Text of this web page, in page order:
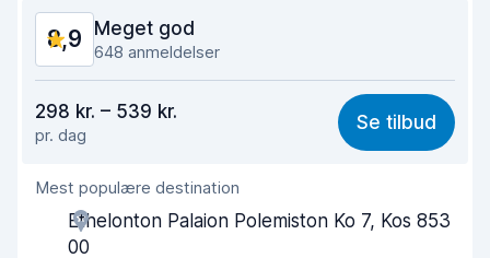
Bilens tilstand
8,9 Meget god
648 anmeldelser
8,5
Nemt at finde 9,2
Agentens hjælpsomhed
Afhentningshastighed
298 kr. – 539 kr.
pr. dag
Se tilbud
Mest populære destination
Ethelonton Palaion Polemiston Ko 7, Kos 853
00